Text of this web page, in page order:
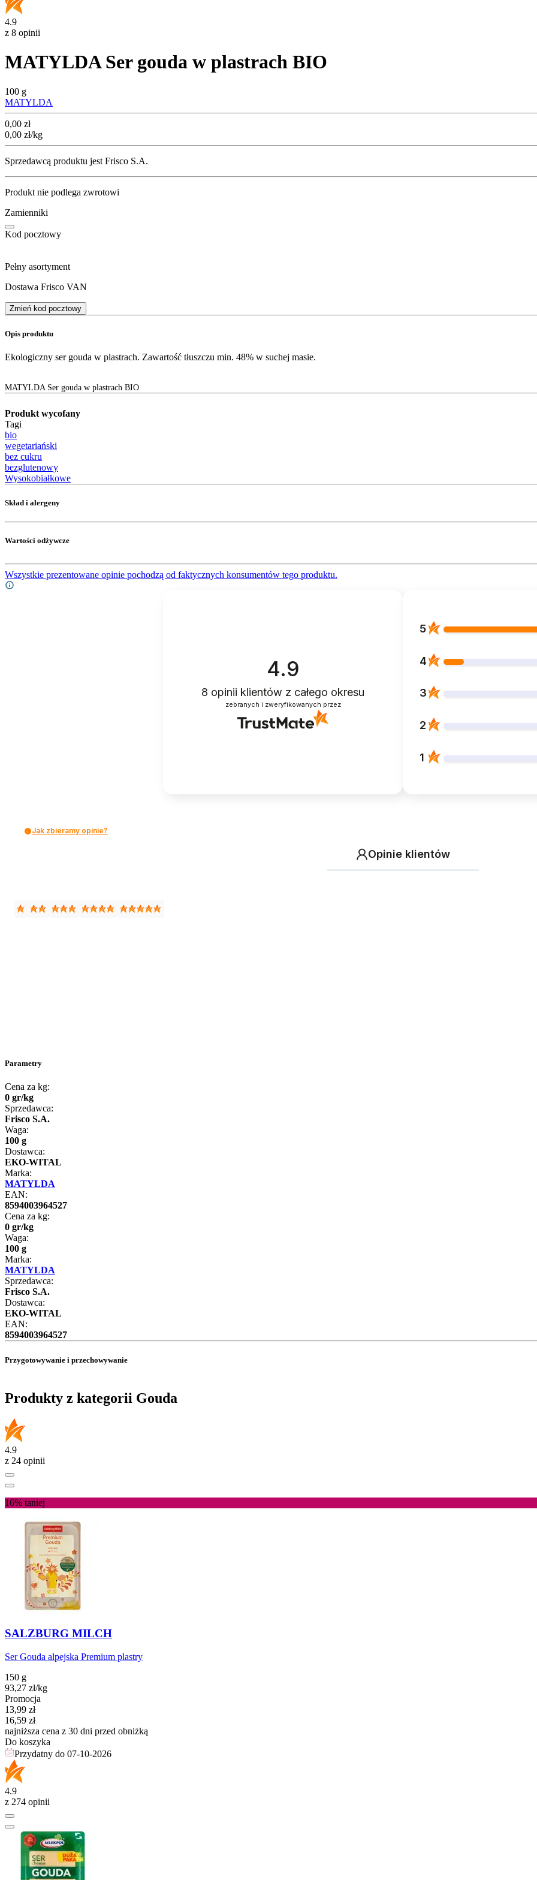
4.9
z 8 opinii
MATYLDA Ser gouda w plastrach BIO
100 g
MATYLDA
Cena
0,00 zł
0,00 zł/kg
Sprzedawcą produktu jest Frisco S.A.
Produkt nie podlega zwrotowi
Zamienniki
Kod pocztowy
Pełny asortyment
Dostawa Frisco VAN
Zmień kod pocztowy
Opis produktu
Ekologiczny ser gouda w plastrach. Zawartość tłuszczu min. 48% w suchej masie.
MATYLDA Ser gouda w plastrach BIO
Produkt wycofany
Tagi
bio
wegetariański
bez cukru
bezglutenowy
Wysokobiałkowe
Skład i alergeny
Wartości odżywcze
Wszystkie prezentowane opinie pochodzą od faktycznych konsumentów tego produktu.
4.9
8 opinii klientów z całego okresu
zebranych i zweryfikowanych przez
5
4
3
2
1
Jak zbieramy opinie?
Opinie klientów
Parametry
Cena za kg:
0 gr/kg
Sprzedawca:
Frisco S.A.
Waga:
100 g
Dostawca:
EKO-WITAL
Marka:
MATYLDA
EAN:
8594003964527
Cena za kg:
0 gr/kg
Waga:
100 g
Marka:
MATYLDA
Sprzedawca:
Frisco S.A.
Dostawca:
EKO-WITAL
EAN:
8594003964527
Przygotowywanie i przechowywanie
Produkty z kategorii Gouda
4.9
z 24 opinii
16% taniej
SALZBURG MILCH
Ser Gouda alpejska Premium plastry
150 g
93,27 zł/kg
Promocja
Cena promocyjna
13,99 zł
16,59 zł
najniższa cena z 30 dni przed obniżką
Do koszyka
Przydatny do 07-10-2026
4.9
z 274 opinii